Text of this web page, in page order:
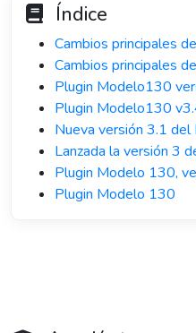
Índice
Cambios principales
Cambios principales
Plugin Modelo130
Plugin Modelo130
Nueva versión 3.1
Lanzada la versión 3
Plugin Modelo 130,
Plugin Modelo 130